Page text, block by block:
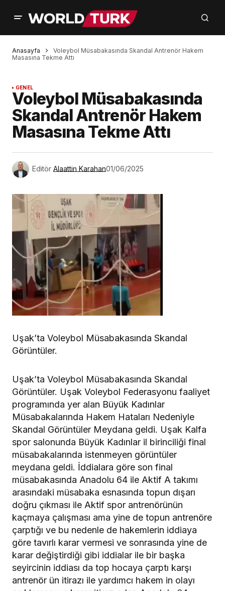
Anasayfa
Voleybol Müsabakasında Skandal Antrenör Hakem
Masasına Tekme Attı
GENEL
Voleybol Müsabakasında
Skandal Antrenör Hakem
Masasına Tekme Attı
Editör Alaattin Karahan01/06/2025
Uşak’ta Voleybol Müsabakasında Skandal
Görüntüler.
Uşak’ta Voleybol Müsabakasında Skandal
Görüntüler. Uşak Voleybol Federasyonu faaliyet
programında yer alan Büyük Kadınlar
Müsabakalarında Hakem Hataları Nedeniyle
Skandal Görüntüler Meydana geldi. Uşak Kalfa
spor salonunda Büyük Kadınlar il birinciliği final
müsabakalarında istenmeyen görüntüler
meydana geldi. İddialara göre son final
müsabakasında Anadolu 64 ile Aktif A takımı
arasındaki müsabaka esnasında topun dışarı
doğru çıkması ile Aktif spor antrenörünün
kaçmaya çalışması ama yine de topun antrenöre
çarptığı ve bu nedenle de hakemlerin iddiaya
göre tavırlı karar vermesi ve sonrasında yine de
karar değiştirdiği gibi iddialar ile bir başka
seyircinin iddiası da top hocaya çarptı karşı
antrenör ün itirazı ile yardımcı hakem in olayı